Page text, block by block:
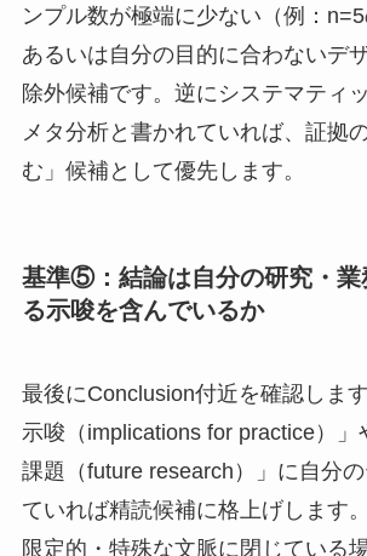
ンプル数が極端に少ない（例：n=5
あるいは自分の目的に合わないデ
除外候補です。逆にシステマティ
メタ分析と書かれていれば、証拠
む」候補として優先します。
基準⑤：結論は自分の研究・業
る示唆を含んでいるか
最後にConclusion付近を確認しま
示唆（implications for practice）」
課題（future research）」に自分
ていれば精読候補に格上げします
限定的・特殊な文脈に閉じている